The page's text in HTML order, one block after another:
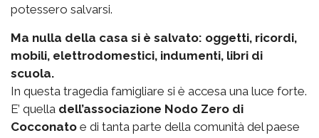
potessero salvarsi.
Ma nulla della casa si è salvato: oggetti, ricordi,
mobili, elettrodomestici, indumenti, libri di
scuola.
In questa tragedia famigliare si è accesa una luce forte.
E’ quella dell’associazione Nodo Zero di
Cocconato e di tanta parte della comunità del paese